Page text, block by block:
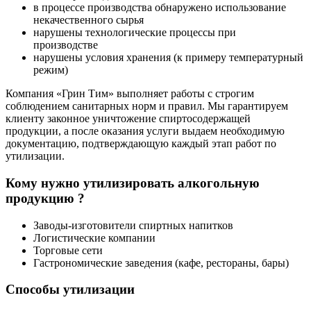
в процессе производства обнаружено использование
некачественного сырья
нарушены технологические процессы при
производстве
нарушены условия хранения (к примеру температурный
режим)
Компания «Грин Тим» выполняет работы с строгим
соблюдением санитарных норм и правил. Мы гарантируем
клиенту законное уничтожение спиртосодержащей
продукции, а после оказания услуги выдаем необходимую
документацию, подтверждающую каждый этап работ по
утилизации.
Кому нужно утилизировать алкогольную
продукцию ?
Заводы-изготовители спиртных напитков
Логистические компании
Торговые сети
Гастрономические заведения (кафе, рестораны, бары)
Способы утилизации